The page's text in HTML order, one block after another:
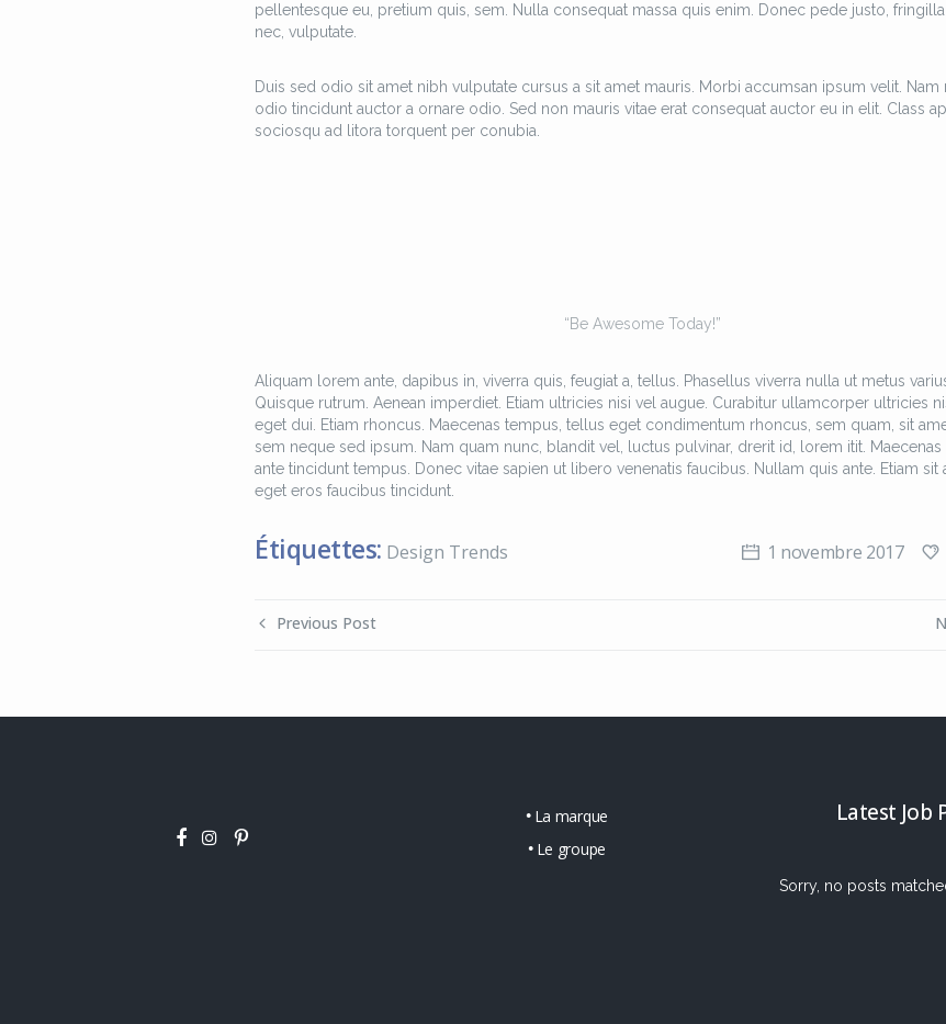
pellentesque eu, pretium quis, sem. Nulla consequat massa quis enim. Donec pede justo,
nec, vulputate.
Duis sed odio sit amet nibh vulputate cursus a sit amet mauris. Morbi accumsan ipsum velit. Nam
odio tincidunt auctor a ornare odio. Sed non mauris vitae erat consequat auctor eu in elit. Class
sociosqu ad litora torquent per conubia.
“Be Awesome Today!”
Aliquam lorem ante, dapibus in, viverra quis, feugiat a, tellus. Phasellus viverra nulla ut metus
Quisque rutrum. Aenean imperdiet. Etiam ultricies nisi vel augue. Curabitur ullamcorper ultricies
eget dui. Etiam rhoncus. Maecenas tempus, tellus eget condimentum rhoncus, sem quam, sit
sem neque sed ipsum. Nam quam nunc, blandit vel, luctus pulvinar, drerit id, lorem itit.
ante tincidunt tempus. Donec vitae sapien ut libero venenatis faucibus. Nullam quis ante. Etiam sit
eget eros faucibus tincidunt.
Étiquettes: Design Trends 1 novembre 2017
Previous Post
La marque
Le groupe
Latest Job
Sorry, no posts